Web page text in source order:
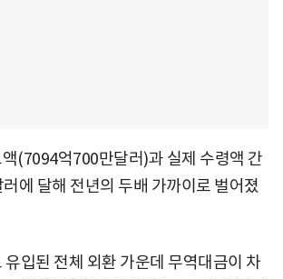
(7094억700만달러)과 실제 수령액 간
에 달해 전년의 두배 가까이로 벌어졌
유입된 전체 외환 가운데 무역대금이 차